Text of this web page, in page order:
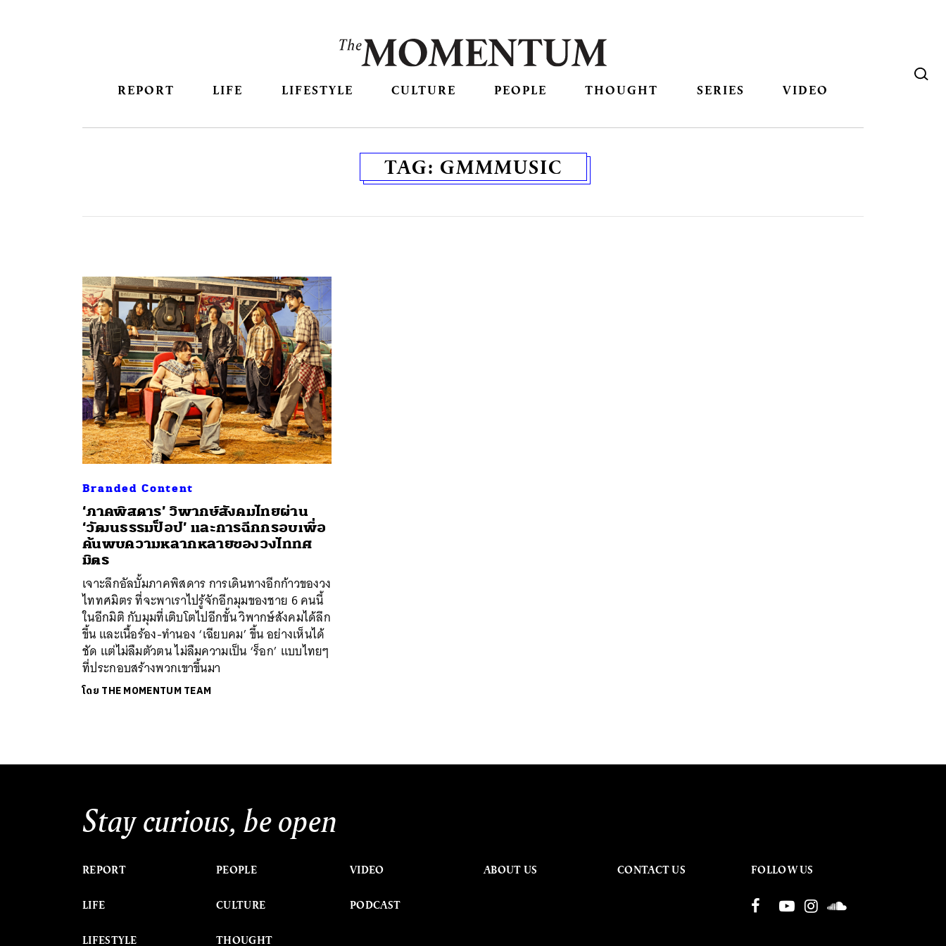
REPORT LIFE LIFESTYLE CULTURE PEOPLE THOUGHT SERIES VIDEO
TAG: GMMMUSIC
Branded Content
‘ภาคพิสดาร’ วิพากษ์สังคมไทยผ่าน
‘วัฒนธรรมป็อป’ และการฉีกกรอบเพื่อ
ค้นพบความหลากหลายของวงไททศ
มิตร
เจาะลึกอัลบั้มภาคพิสดาร การเดินทางอีกก้าวของวง
ไททศมิตร ที่จะพาเราไปรู้จักอีกมุมของชาย 6 คนนี้
ในอีกมิติ กับมุมที่เติบโตไปอีกขั้น วิพากษ์สังคมได้ลึก
ขึ้น และเนื้อร้อง-ทำนอง ‘เฉียบคม’ ขึ้น อย่างเห็นได้
ชัด แต่ไม่ลืมตัวตน ไม่ลืมความเป็น ‘ร็อก’ แบบไทยๆ
ที่ประกอบสร้างพวกเขาขึ้นมา
โดย THE MOMENTUM TEAM
Stay curious, be open
REPORT
LIFE
LIFESTYLE
PEOPLE
CULTURE
THOUGHT
VIDEO
PODCAST
ABOUT US CONTACT US FOLLOW US